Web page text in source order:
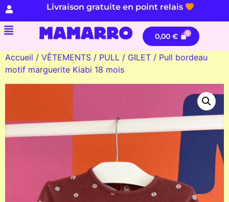
Livraison gratuite en point relais
0,00 €
Accueil / VÊTEMENTS / PULL / GILET / Pull bordeau
motif marguerite Kiabi 18 mois